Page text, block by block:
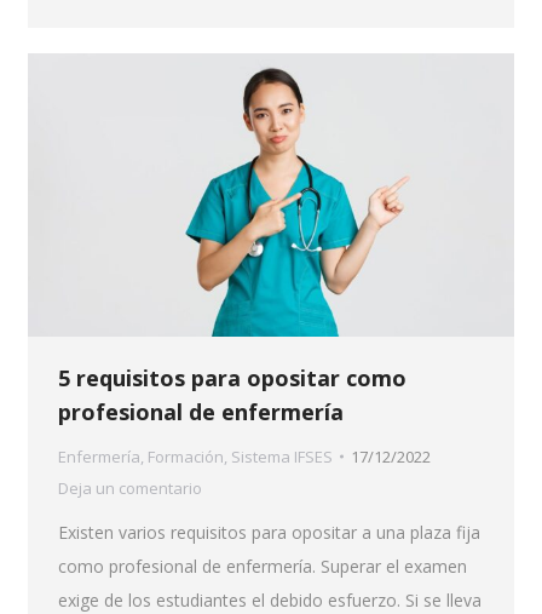
5 requisitos para opositar como
profesional de enfermería
Enfermería, Formación, Sistema IFSES
17/12/2022
Deja un comentario
Existen varios requisitos para opositar a una plaza fija
como profesional de enfermería. Superar el examen
exige de los estudiantes el debido esfuerzo. Si se lleva